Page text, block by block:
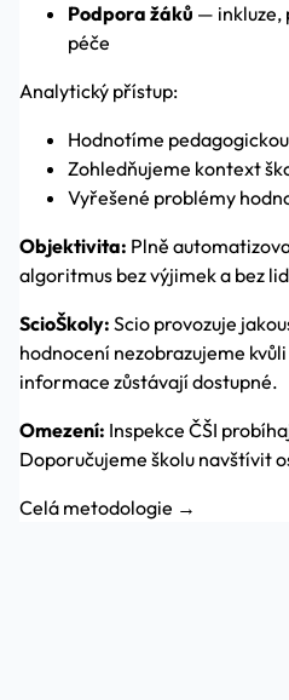
Podpora žáků — inkluze,
péče
Analytický přístup:
Hodnotíme
Zohledňujeme kontext
Vyřešené problémy
Objektivita: Plně
algoritmus bez výjimek a bez
ScioŠkoly: Scio provozuje
hodnocení nezobrazujeme
informace zůstávají dostupné.
Omezení: Inspekce ČŠI
Doporučujeme školu navštívit
Celá metodologie →